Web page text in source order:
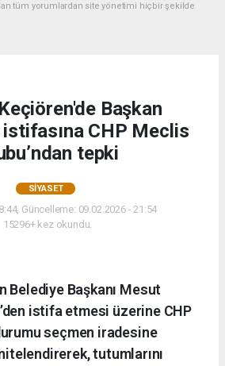
tüm yorumlardan site yönetimi hiçbir şekilde
Başkan
istifasına CHP Meclis
tepki
SIYASET
Güncelleme: 09.02.2026 - 21:54
15296+ kez okundu.
Belediye Başkanı Mesut
istifa etmesi üzerine CHP
seçmen iradesine
tutumlarını